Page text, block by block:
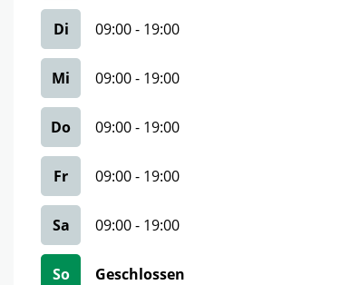
Di 09:00- 19:00
Mi 09:00- 19:00
Do 09:00- 19:00
Fr 09:00- 19:00
Sa 09:00- 19:00
So Geschlossen